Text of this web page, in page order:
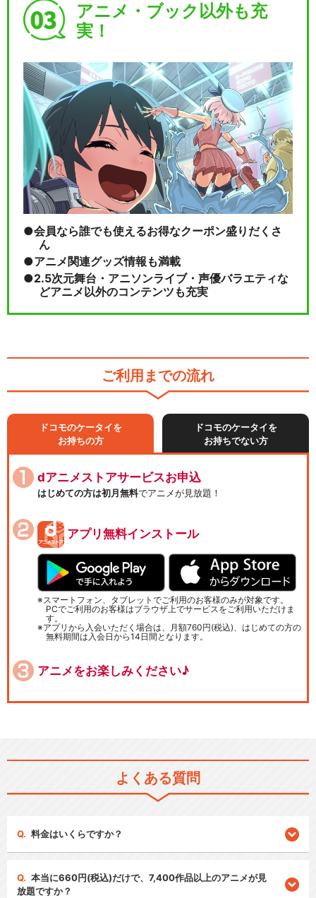
アニメ・ブック以外も充
実！
会員なら誰でも使えるお得なクーポン盛りだくさ
ん
アニメ関連グッズ情報も満載
2.5次元舞台・アニソンライブ・声優バラエティな
どアニメ以外のコンテンツも充実
ご利用までの流れ
ドコモのケータイを
お持ちの方
ドコモのケータイを
お持ちでない方
dアニメストアサービスお申込
はじめての方は初月無料でアニメが見放題！
アプリ無料インストール
スマートフォン、タブレットでご利用のお客様のみが対象です。
PCでご利用のお客様はブラウザ上でサービスをご利用いただけま
す。
アプリから入会いただく場合は、月額760円(税込)、はじめての方の
無料期間は入会日から14日間となります。
アニメをお楽しみください♪
よくある質問
料金はいくらですか？
本当に660円(税込)だけで、7,400作品以上のアニメが見
放題ですか？